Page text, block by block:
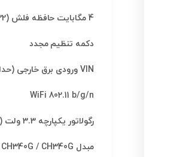
4 مگابایت حافظه فلش (32 مگابایت)
دکمه تنظیم مجدد
VIN ورودی برق خارجی (حداکثر 20 ولت)
WiFi 802.11 b/g/n
رگولاتور یکپارچه 3.3 ولت (500 میلی آمپر)
مبدل USB-Serial CH340G / CH340G